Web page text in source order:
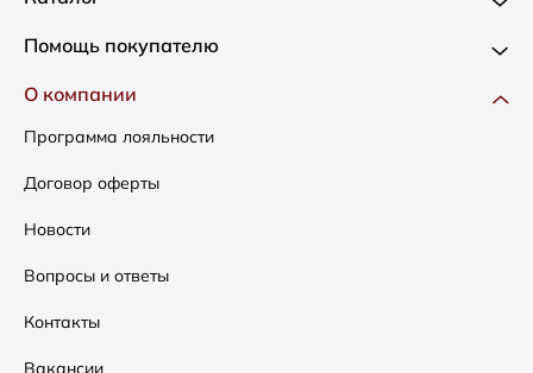
Новинки
Одежда
Сумки
Аксессуары
Распродажа
Подарочные сертификаты
Помощь покупателю
Доставка и оплата
Как оформить заказ
Условия возвратов
Таблица размеров
Уход за одеждой
О компании
Программа лояльности
Договор оферты
Новости
Вопросы и ответы
Контакты
Вакансии